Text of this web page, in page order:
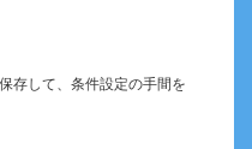
存して、条件設定の手間を